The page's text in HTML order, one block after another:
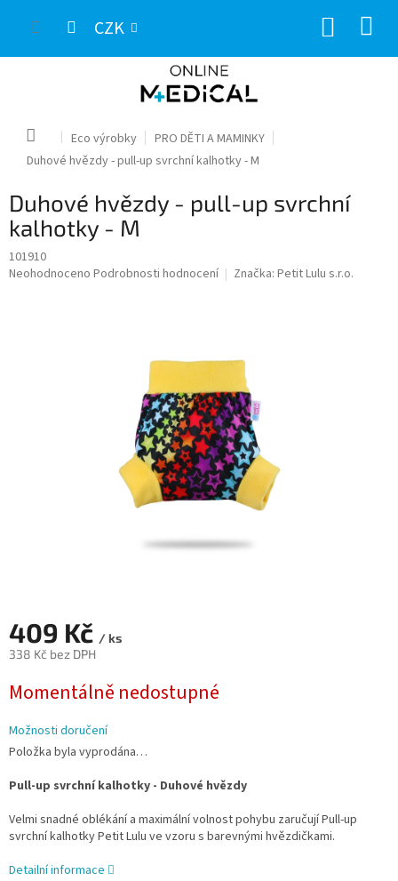
CZK
Domů Eco výrobky
PRO DĚTI A MAMINKY
Duhové hvězdy - pull-up svrchní kalhotky - M
Duhové hvězdy - pull-up svrchní
kalhotky - M
101910
Průměrné
Neohodnoceno Podrobnosti hodnocení Značka: Petit Lulu s.r.o.
409 Kč / ks
338 Kč bez DPH
cena:
Momentálně nedostupné
Možnosti doručení
Položka byla vyprodána…
Pull-up svrchní kalhotky - Duhové hvězdy
Velmi snadné oblékání a maximální volnost pohybu zaručují Pull-up
svrchní kalhotky Petit Lulu ve vzoru s barevnými hvězdičkami.
Detailní informace